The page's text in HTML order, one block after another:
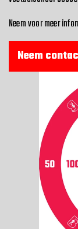
REFERENTIES
VEILIGHEID
Neem voor meer
Neem